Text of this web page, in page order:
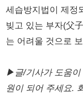
세습방지법이 제정
빚고 있는 부자(父
는 어려울 것으로
▶글/기사가 도움이
원이 되어 주세요.